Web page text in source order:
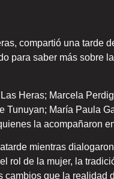
compartió una tarde
para saber más sobre
Heras; Marcela
Tunuyan; María Paula
la acompañaron
mientras
rol de la mujer, la
cambios que la realidad